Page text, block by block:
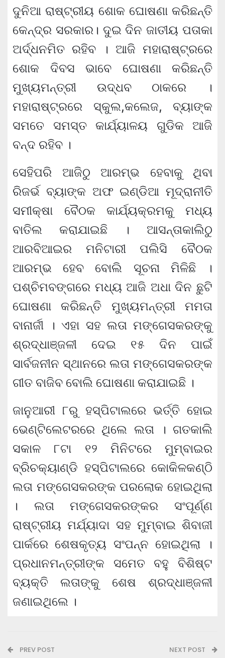
ଦୁନିଆ ରାଷ୍ଟ୍ରୀୟ ଶୋକ ଘୋଷଣା କରିଛନ୍ତି
କେନ୍ଦ୍ର ସରକାର। ଦୁଇ ଦିନ ଜାତୀୟ ପତାକା
ଅର୍ଦ୍ଧନମିତ ରହିବ । ଆଜି ମହାରାଷ୍ଟ୍ରରେ
ଶୋକ ଦିବସ ଭାବେ ଘୋଷଣା କରିଛନ୍ତି
ମୁଖ୍ୟମନ୍ତ୍ରୀ ଉଦ୍ଧବ ଠାକରେ ।
ମହାରାଷ୍ଟ୍ରରେ ସ୍କୁଲ,କଲେଜ, ବ୍ୟାଙ୍କ
ସମତେ ସମସ୍ତ କାର୍ଯ୍ୟାଳୟ ଗୁଡିକ ଆଜି
ବନ୍ଦ ରହିବ ।
ସେହିପରି ଆଜିଠୁ ଆରମ୍ଭ ହେବାକୁ ଥିବା
ରିଜର୍ଭ ବ୍ୟାଙ୍କ ଅଫ ଇଣ୍ଡିଆ ମୂଦ୍ରାନୀତି
ସମୀକ୍ଷା ବୈଠକ କାର୍ଯ୍ୟକ୍ରମକୁ ମଧ୍ୟ
ବାତିଲ କରାଯାଇଛି । ଆସନ୍ତାକାଲିଠୁ
ଆରବିଆଇର ମନିଟାରୀ ପଲିସି ବୈଠକ
ଆରମ୍ଭ ହେବ ବୋଲି ସୂଚନା ମିଳିଛି ।
ପଶ୍ଚିମବଙ୍ଗରେ ମଧ୍ୟ ଆଜି ଅଧା ଦିନ ଛୁଟି
ଘୋଷଣା କରିଛନ୍ତି ମୁଖ୍ୟମନ୍ତ୍ରୀ ମମତା
ବାନାର୍ଜୀ । ଏହା ସହ ଲତା ମଙ୍ଗେସକରଙ୍କୁ
ଶ୍ରଦ୍ଧାଞ୍ଜଳୀ ଦେଇ ୧୫ ଦିନ ପାଇଁ
ସାର୍ବଜନୀନ ସ୍ଥାନରେ ଲତା ମଙ୍ଗେସକରଙ୍କ
ଗୀତ ବାଜିବ ବୋଲି ଘୋଷଣା କରାଯାଇଛି ।
ଜାନୁଆରୀ ୮ରୁ ହସ୍ପିଟାଲରେ ଭର୍ତ୍ତି ହୋଇ
ଭେଣ୍ଟିଲେଟରରେ ଥିଲେ ଲତା । ଗତକାଲି
ସକାଳ ୮ଟା ୧୨ ମିନିଟରେ ମୁମ୍ବାଇର
ବ୍ରିଚକ୍ୟାଣ୍ଡି ହସ୍ପିଟାଲରେ କୋକିଳକଣ୍ଠି
ଲତା ମଙ୍ଗେସକରଙ୍କ ପରଲୋକ ହୋଇଥିଲା
। ଲତା ମଙ୍ଗେସକରଙ୍କର ସଂପୂର୍ଣ୍ଣ
ରାଷ୍ଟ୍ରୀୟ ମର୍ଯ୍ୟାଦା ସହ ମୁମ୍ବାଇ ଶିବାଜୀ
ପାର୍କରେ ଶେଷକୃତ୍ୟ ସଂପନ୍ନ ହୋଇଥିଲା ।
ପ୍ରଧାନମନ୍ତ୍ରୀଙ୍କ ସମେତ ବହୁ ବିଶିଷ୍ଟ
ବ୍ୟକ୍ତି ଲତାଙ୍କୁ ଶେଷ ଶ୍ରଦ୍ଧାଞ୍ଜଳୀ
ଜଣାଇଥିଲେ ।
PREV POST NEXT POST